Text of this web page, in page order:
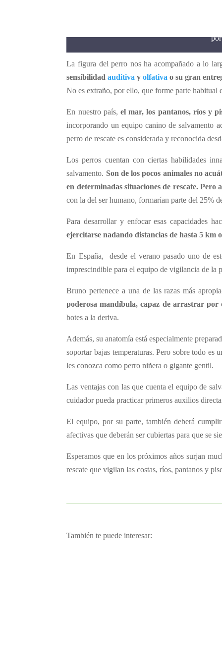
La figura del perro nos ha acompañado a lo
sensibilidadauditiva yolfativa o su gran
No es extraño, por ello, que forme parte habitual
En nuestro país,el mar, los pantanos, ríos y
incorporando un equipo canino de salvamento
perro de rescate es considerada y reconocida
Los perros cuentan con ciertas habilidades
salvamento. Son de los pocos animales no
en determinadas situaciones de rescate. Pero
con la del ser humano, formarían parte del 25%
Para desarrollar y enfocar esas capacidades
ejercitarse nadando distancias de hasta 5 km
En España, desde el verano pasado uno de
imprescindible para el equipo de vigilancia de la
Bruno pertenece a una de las razas más
poderosa mandíbula, capaz de arrastrar por
botes a la deriva.
Además, su anatomía está especialmente
soportar bajas temperaturas. Pero sobre todo
les conozca como perro niñera o gigante gentil.
Las ventajas con las que cuenta el equipo de
cuidador pueda practicar primeros auxilios
El equipo, por su parte, también deberá
afectivas que deberán ser cubiertas para que se
Esperamos que en los próximos años surjan
rescate que vigilan las costas, ríos, pantanos y
También te puede interesar: